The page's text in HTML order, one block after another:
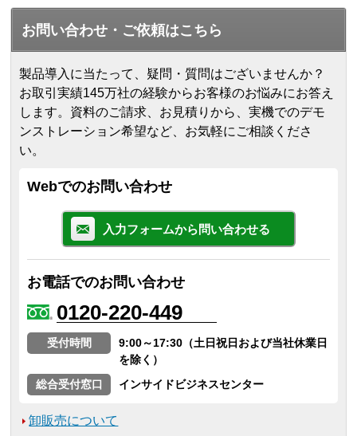
お問い合わせ・ご依頼はこちら
製品導入に当たって、疑問・質問はございませんか？
お取引実績145万社の経験からお客様のお悩みにお答え
します。 資料のご請求、お見積りから、実機でのデモ
ンストレーション希望など、お気軽にご相談くださ
い。
Webでのお問い合わせ
入力フォームから問い合わせる
お電話でのお問い合わせ
0120-220-449
受付時間
9:00～17:30（土日祝日および当社休業日
を除く）
総合受付窓口
インサイドビジネスセンター
卸販売について